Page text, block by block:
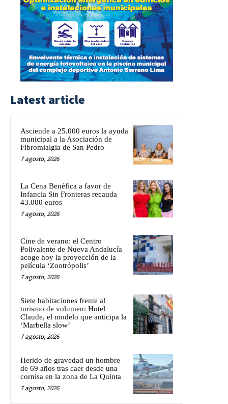
Latest article
Asciende a 25.000 euros la ayuda
municipal a la Asociación de
Fibromialgia de San Pedro
7 agosto, 2026
La Cena Benéfica a favor de
Infancia Sin Fronteras recauda
43.000 euros
7 agosto, 2026
Cine de verano: el Centro
Polivalente de Nueva Andalucía
acoge hoy la proyección de la
película ‘Zootrópolis’
7 agosto, 2026
Siete habitaciones frente al
turismo de volumen: Hotel
Claude, el modelo que anticipa la
‘Marbella slow’
7 agosto, 2026
Herido de gravedad un hombre
de 69 años tras caer desde una
cornisa en la zona de La Quinta
7 agosto, 2026